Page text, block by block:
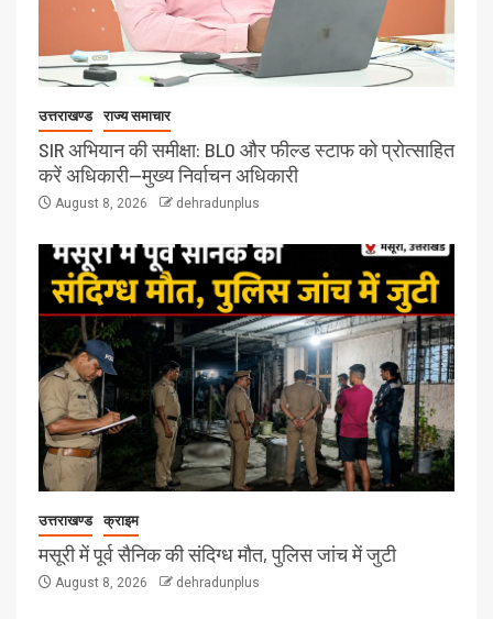
उत्तराखण्ड राज्य समाचार
SIR अभियान की समीक्षा: BLO और फील्ड स्टाफ को प्रोत्साहित
करें अधिकारी—मुख्य निर्वाचन अधिकारी
August 8, 2026 dehradunplus
उत्तराखण्ड क्राइम
मसूरी में पूर्व सैनिक की संदिग्ध मौत, पुलिस जांच में जुटी
August 8, 2026 dehradunplus